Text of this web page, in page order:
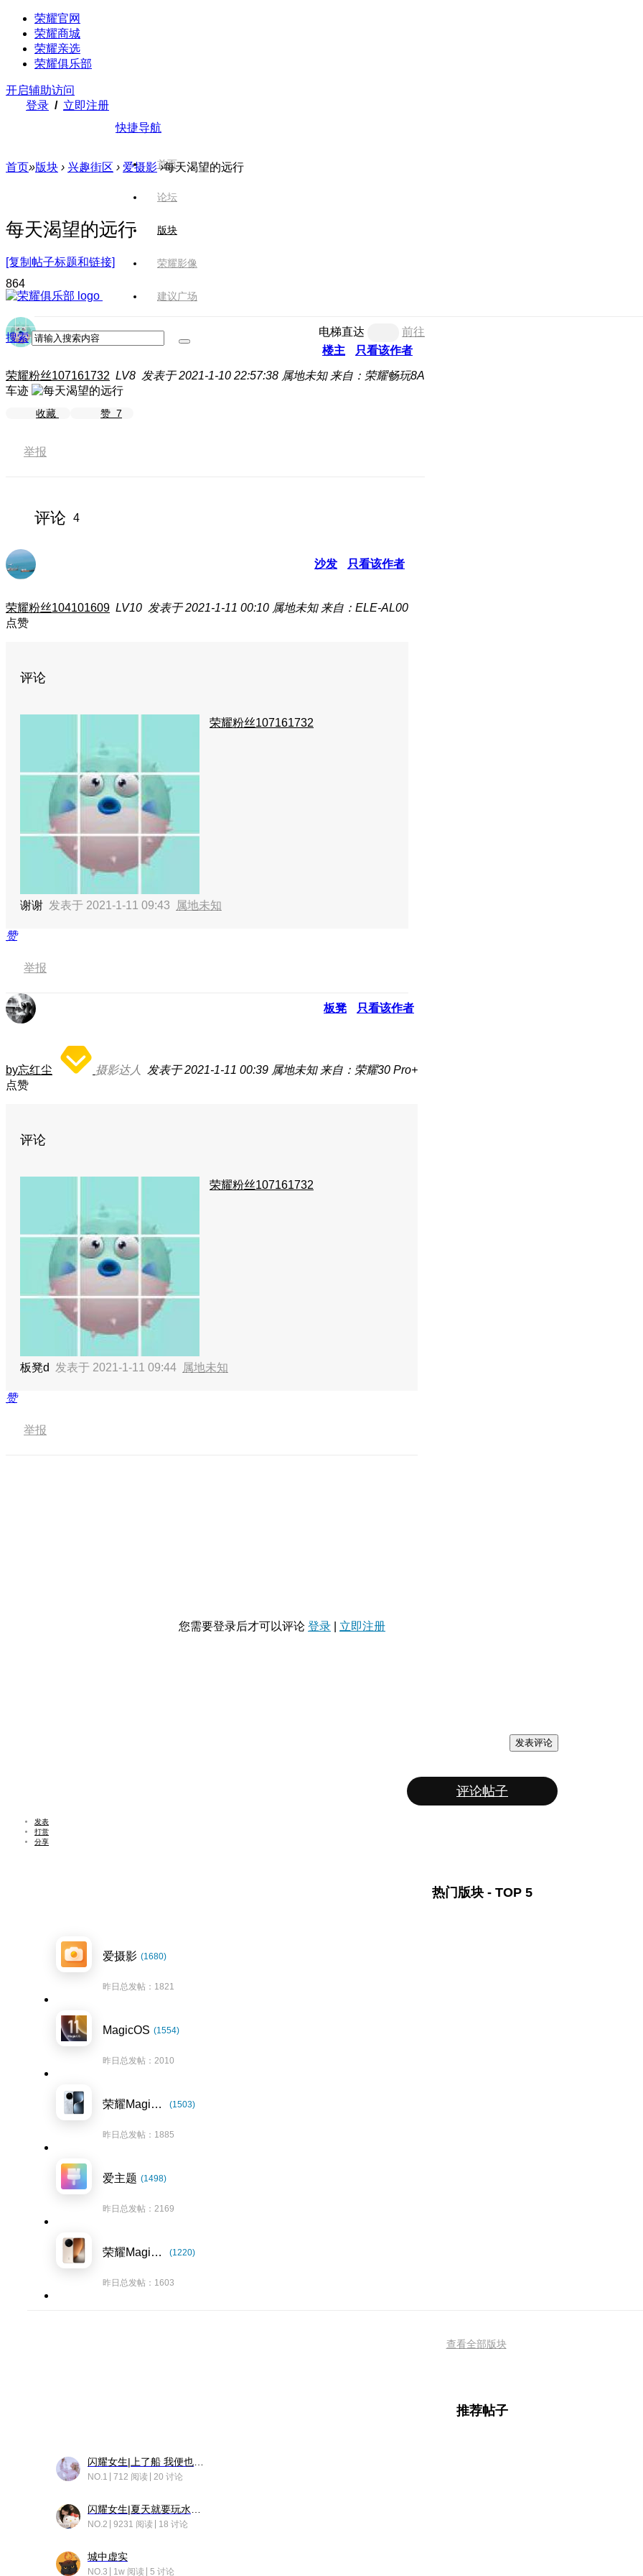
荣耀官网
荣耀商城
荣耀亲选
荣耀俱乐部
开启辅助访问
登录 / 立即注册
快捷导航
首页
论坛
版块
荣耀影像
建议广场
搜索
首页»版块 › 兴趣街区 › 爱摄影 ›每天渴望的远行
每天渴望的远行
[复制帖子标题和链接]
864
电梯直达
前往
楼主
只看该作者
荣耀粉丝107161732 LV8 发表于 2021-1-10 22:57:38 属地未知 来自：荣耀畅玩8A
车迹
收藏 赞 7
举报
评论 4
沙发 只看该作者
荣耀粉丝104101609 LV10 发表于 2021-1-11 00:10 属地未知 来自：ELE-AL00
点赞
评论
荣耀粉丝107161732
谢谢 发表于 2021-1-11 09:43 属地未知
赞
举报
板凳 只看该作者
by忘红尘 摄影达人 发表于 2021-1-11 00:39 属地未知 来自：荣耀30 Pro+
点赞
评论
荣耀粉丝107161732
板凳d 发表于 2021-1-11 09:44 属地未知
赞
举报
您需要登录后才可以评论 登录 立即注册
发表评论
评论帖子
发表
打赏
分享
热门版块 - TOP 5
爱摄影 (1680)
昨日总发帖：1821
MagicOS (1554)
昨日总发帖：2010
荣耀Magic7系列 (1503)
昨日总发帖：1885
爱主题 (1498)
昨日总发帖：2169
荣耀Magic8系列 (1220)
昨日总发帖：1603
查看全部版块
推荐帖子
NO.1 712 阅读 20 讨论
NO.2 9231 阅读 18 讨论
城中虚实
NO.3 1w 阅读 5 讨论